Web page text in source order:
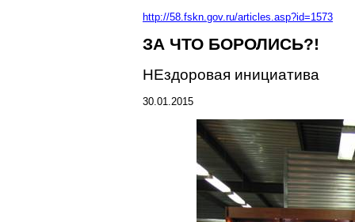
http://58.fskn.gov.ru/articles.asp?id=1573
ЗА ЧТО БОРОЛИСЬ?!
НЕздоровая инициатива
30.01.2015